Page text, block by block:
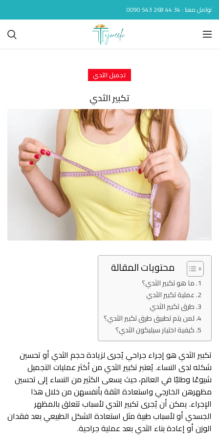
تواصل معنا : 34 44 268 543 0090
تجميل الثدي
تكبير الثدي
محتويات المقالة
ما هو تكبير الثدي؟
عملية تكبير الثدي
طرق تكبير الثدي
لمن يتم تطبيق طرق تكبير الثدي؟
كيفية اختيار سيليكون الثدي؟
تكبير الثدي هو إجراء جراحي يُجرى لزيادة حجم الثدي أو تحسين
شكله لدى النساء. يُعتبر تكبير الثدي من أكثر عمليات التجميل
شيوعًا وطلبًا في العالم، حيث يسعى الكثير من النساء إلى تحسين
مظهرهن الخارجي واستعادة الثقة بأنفسهن من خلال هذا
الإجراء. يمكن أن يُجرى تكبير الثدي لأسباب تتعلق بالمظهر
الجسدي أو لأسباب طبية مثل استعادة الشكل الطبيعي بعد فقدان
الوزن أو إعادة بناء الثدي بعد عملية جراحية.